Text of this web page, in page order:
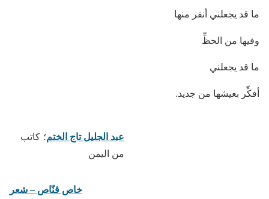
ما قد يجعلني أنفر منها
وفيها من الحظِّ
ما قد يجعلني
أفكِّر بعيشها من جديد.
عبد الجليل تاج الختم؛ كاتب
من اليمن
خاص قنّاص – شعر